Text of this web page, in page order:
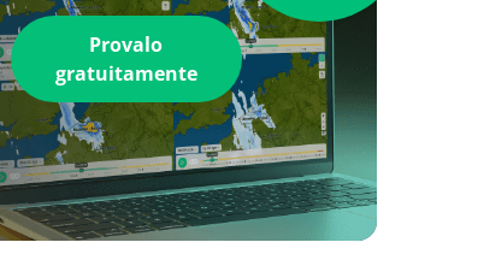
Provalo
gratuitamente